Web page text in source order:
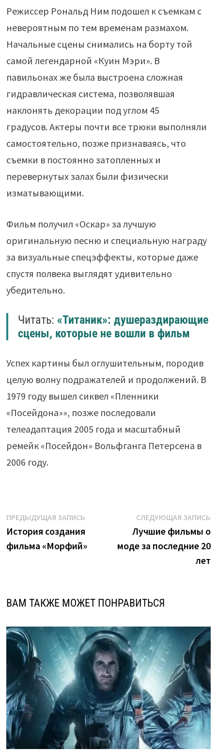
Режиссер Рональд Ним подошел к съемкам с
невероятным по тем временам размахом.
Начальные сцены снимались на борту той
самой легендарной «Куин Мэри». В
павильонах же была выстроена сложная
гидравлическая система, позволявшая
наклонять декорации под углом 45
градусов. Актеры почти все трюки выполняли
самостоятельно, позже признаваясь, что
съемки в постоянно затопленных и
перевернутых залах были физически
изматывающими.
Фильм получил «Оскар» за лучшую
оригинальную песню и специальную награду
за визуальные спецэффекты, которые даже
спустя полвека выглядят удивительно
убедительно.
Читать: «Титаник»: душераздирающие
сцены, которые не вошли в фильм
Успех картины был оглушительным, породив
целую волну подражателей и продолжений. В
1979 году вышел сиквел «Пленники
«Посейдона»», позже последовали
телеадаптация 2005 года и масштабный
ремейк «Посейдон» Вольфганга Петерсена в
2006 году.
Навигация
по
записям
ПРЕДЫДУЩАЯ ЗАПИСЬПредыдущая
запись:
История создания
фильма «Морфий»
СЛЕДУЮЩАЯ ЗАПИСЬ
Лучшие фильмы о
моде за последние 20
лет
ВАМ ТАКЖЕ МОЖЕТ ПОНРАВИТЬСЯ